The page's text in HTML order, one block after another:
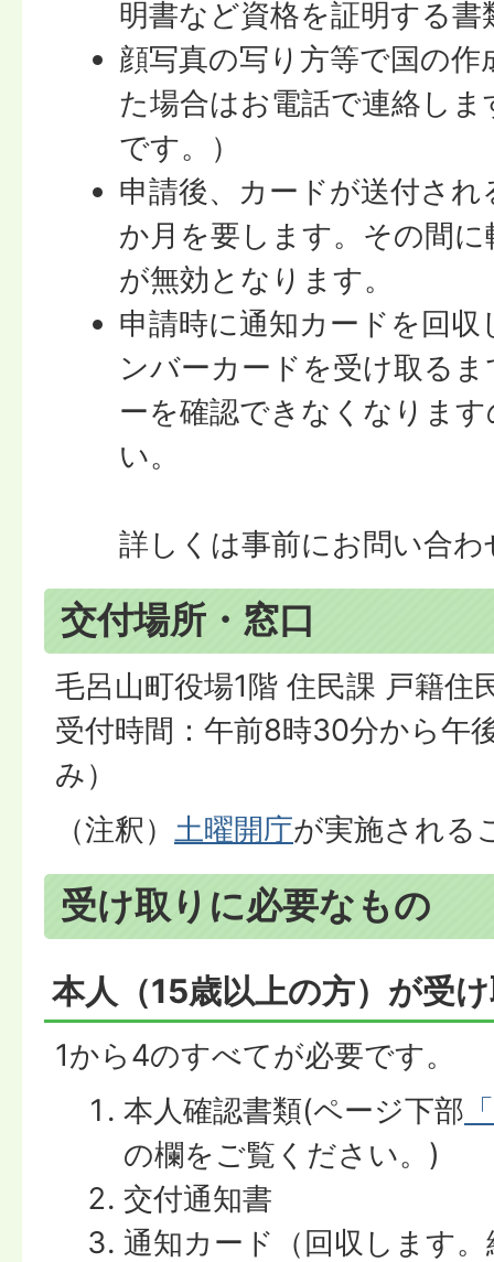
明書など資格を証明する書
顔写真の写り方等で国の
た場合はお電話で連絡し
です。）
申請後、カードが送付さ
か月を要します。その間
が無効となります。
申請時に通知カードを回
ンバーカードを受け取る
ーを確認できなくなりま
い。
詳しくは事前にお問い合
交付場所・窓口
毛呂山町役場1階 住民課 戸籍住
受付時間：午前8時30分から午
み）
（注釈） 土曜開庁が実施される
受け取りに必要なもの
本人（15歳以上の方）が受
1から4のすべてが必要です。
本人確認書類(ページ下部
の欄をご覧ください。)
交付通知書
通知カード（回収します